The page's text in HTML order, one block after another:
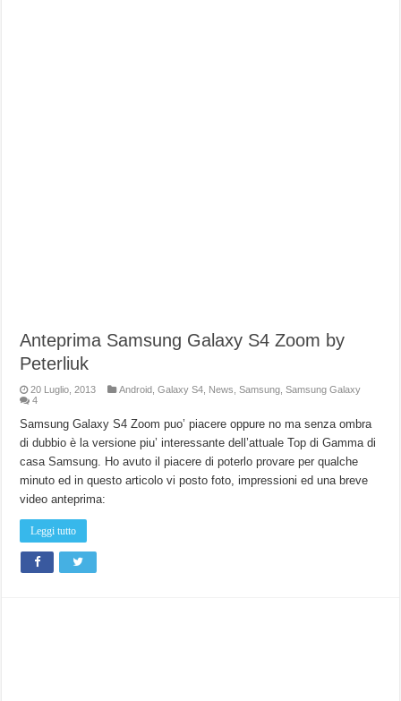
Anteprima Samsung Galaxy S4 Zoom by
Peterliuk
20 Luglio, 2013 Android ,Galaxy S4 News ,Samsung ,Samsung Galaxy
4
Samsung Galaxy S4 Zoom puo’ piacere oppure no ma senza ombra
di dubbio è la versione piu’ interessante dell’attuale Top di Gamma di
casa Samsung. Ho avuto il piacere di poterlo provare per qualche
minuto ed in questo articolo vi posto foto, impressioni ed una breve
video anteprima:
Leggi tutto